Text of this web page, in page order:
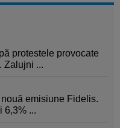
protestele provocate
Zalujni ...
emisiune Fidelis.
6,3% ...